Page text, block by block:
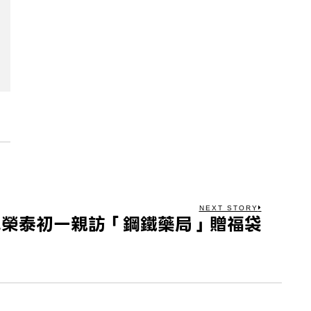
NEXT STORY
泰初一親訪「鋼鐵藥局」贈福袋